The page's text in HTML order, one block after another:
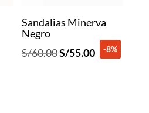
Sandalias Minerva
Negro
S/60.00El
S/55.00El-8%